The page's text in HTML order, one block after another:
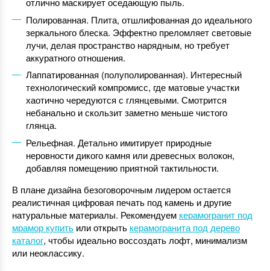
Полированная. Плита, отшлифованная до идеального
зеркального блеска. Эффектно преломляет световые
лучи, делая пространство нарядным, но требует
аккуратного отношения.
Лаппатированная (полуполированная). Интересный
технологический компромисс, где матовые участки
хаотично чередуются с глянцевыми. Смотрится
небанально и скользит заметно меньше чистого
глянца.
Рельефная. Детально имитирует природные
неровности дикого камня или древесных волокон,
добавляя помещению приятной тактильности.
В плане дизайна безоговорочным лидером остается
реалистичная цифровая печать под камень и другие
натуральные материалы. Рекомендуем керамогранит под
мрамор купить или открыть керамогранита под дерево
каталог, чтобы идеально воссоздать лофт, минимализм
или неоклассику.